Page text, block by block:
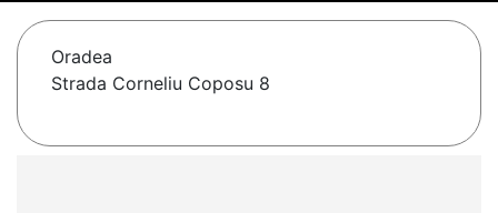
Oradea
Strada Corneliu Coposu 8